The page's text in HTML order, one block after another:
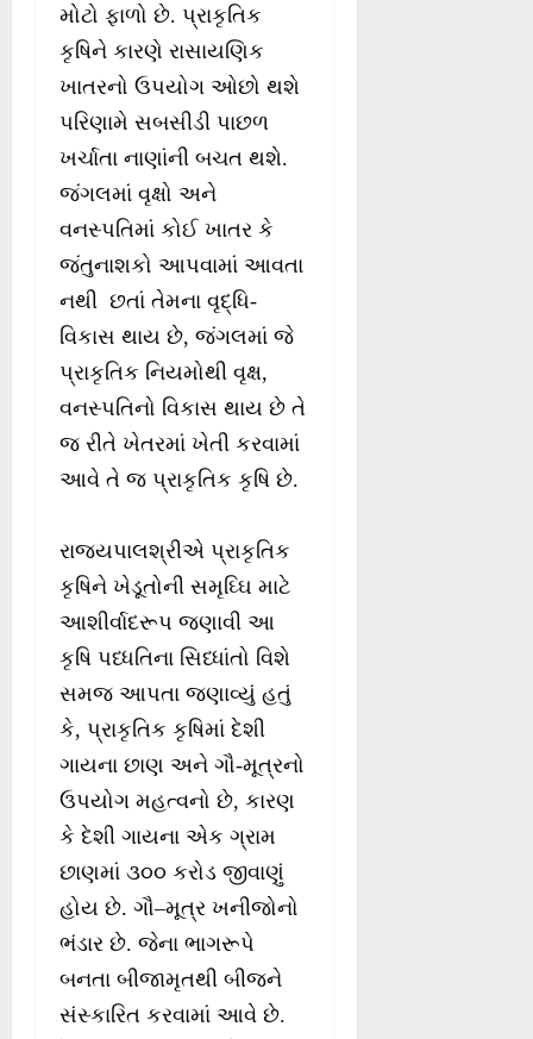
મોટો ફાળો છે. પ્રાકૃતિક
કૃષિને કારણે રાસાયણિક
ખાતરનો ઉપયોગ ઓછો થશે
પરિણામે સબસીડી પાછળ
ખર્ચાતા નાણાંની બચત થશે.
જંગલમાં વૃક્ષો અને
વનસ્પતિમાં કોઈ ખાતર કે
જંતુનાશકો આપવામાં આવતા
નથી છતાં તેમના વૃદ્ધિ-
વિકાસ થાય છે, જંગલમાં જે
પ્રાકૃતિક નિયમોથી વૃક્ષ,
વનસ્પતિનો વિકાસ થાય છે તે
જ રીતે ખેતરમાં ખેતી કરવામાં
આવે તે જ પ્રાકૃતિક કૃષિ છે.
રાજયપાલશ્રીએ પ્રાકૃતિક
કૃષિને ખેડૂતોની સમૃઘ્ઘિ માટે
આશીર્વાદરૂપ જણાવી આ
કૃષિ પધ્ધતિના સિધ્ધાંતો વિશે
સમજ આપતા જણાવ્યું હતું
કે, પ્રાકૃતિક કૃષિમાં દેશી
ગાયના છાણ અને ગૌ-મૂત્રનો
ઉપયોગ મહત્વનો છે, કારણ
કે દેશી ગાયના એક ગ્રામ
છાણમાં ૩૦૦ કરોડ જીવાણું
હોય છે. ગૌ–મૂત્ર ખનીજોનો
ભંડાર છે. જેના ભાગરૂપે
બનતા બીજામૃતથી બીજને
સંસ્કારિત કરવામાં આવે છે.